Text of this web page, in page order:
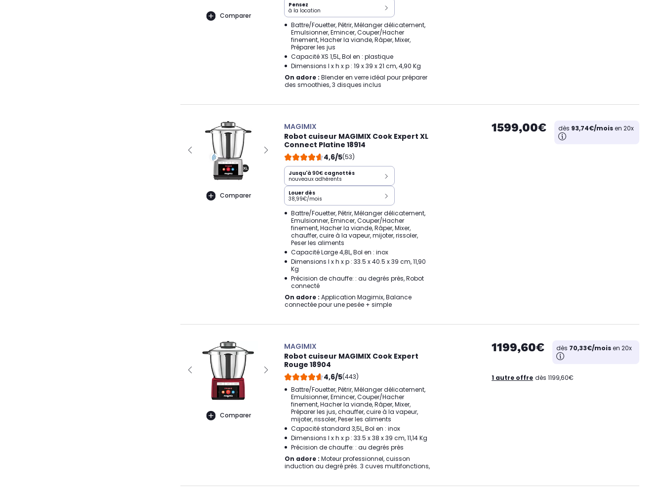
Comparer
Pensez
à la location
Battre/Fouetter, Pétrir, Mélanger délicatement,
Emulsionner, Emincer, Couper/Hacher
finement, Hacher la viande, Râper, Mixer,
Préparer les jus
Capacité XS 1,5L, Bol en : plastique
Dimensions l x h x p : 19 x 39 x 21 cm, 4,90 Kg
On adore : Blender en verre idéal pour préparer
des smoothies, 3 disques inclus
Comparer
MAGIMIX
Robot cuiseur MAGIMIX Cook Expert XL
Connect Platine 18914
4,6/5(53)
Jusqu'à 90€ cagnottés
nouveaux adhérents
Louer dès
38,99€/mois
Battre/Fouetter, Pétrir, Mélanger délicatement,
Emulsionner, Emincer, Couper/Hacher
finement, Hacher la viande, Râper, Mixer,
chauffer, cuire à la vapeur, mijoter, rissoler,
Peser les aliments
Capacité Large 4,8L, Bol en : inox
Dimensions l x h x p : 33.5 x 40.5 x 39 cm, 11,90
Kg
Précision de chauffe: : au degrés près, Robot
connecté
On adore : Application Magimix, Balance
connectée pour une pesée + simple
1599,00€ dès 93,74€/moisen 20x
Comparer
MAGIMIX
Robot cuiseur MAGIMIX Cook Expert
Rouge 18904
4,6/5(443)
Battre/Fouetter, Pétrir, Mélanger délicatement,
Emulsionner, Emincer, Couper/Hacher
finement, Hacher la viande, Râper, Mixer,
Préparer les jus, chauffer, cuire à la vapeur,
mijoter, rissoler, Peser les aliments
Capacité standard 3,5L, Bol en : inox
Dimensions l x h x p : 33.5 x 38 x 39 cm, 11,14 Kg
Précision de chauffe: : au degrés près
On adore : Moteur professionnel, cuisson
induction au degré près. 3 cuves multifonctions,
1199,60€ dès 70,33€/moisen 20x
1 autre offre dès 1199,60€